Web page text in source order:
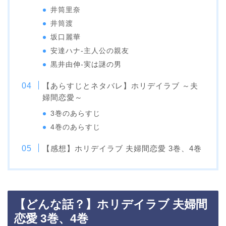
井筒里奈
井筒渡
坂口麗華
安達ハナ-主人公の親友
黒井由伸-実は謎の男
【あらすじとネタバレ】ホリデイラブ ～夫
婦間恋愛～
3巻のあらすじ
4巻のあらすじ
【感想】ホリデイラブ 夫婦間恋愛 3巻、4巻
【どんな話？】ホリデイラブ 夫婦間
恋愛 3巻、4巻